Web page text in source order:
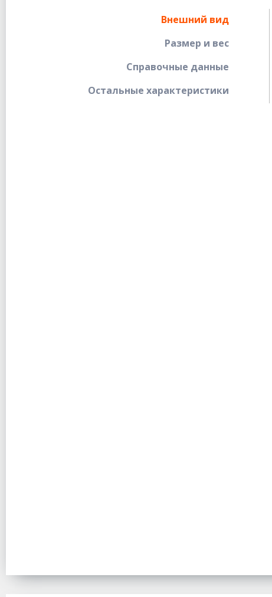
Внешний вид
Размер и вес
Справочные данные
Остальные характеристики